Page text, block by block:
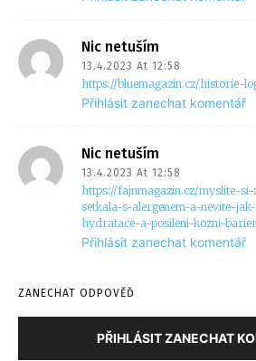
Nic netuším
13.4.2023 At 12:58
https://bluemagazin.cz/historie-
Přihlásit zanechat komentář
Nic netuším
13.4.2023 At 12:58
https://fajnmagazin.cz/myslite-
setkala-s-alergenem-a-nevite-
hydratace-a-posileni-kozni-
Přihlásit zanechat komentář
ZANECHAT ODPOVĚĎ
PŘIHLÁSIT ZANECHAT